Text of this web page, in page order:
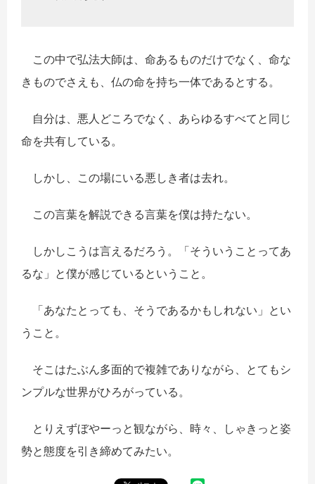
この中で弘法大師は、命あるものだけでなく、命な
きものでさえも、仏の命を持ち一体であるとする。
自分は、悪人どころでなく、あらゆるすべてと同じ
命を共有している。
しかし、この場にいる悪しき者は去れ。
この言葉を解説できる言葉を僕は持たない。
しかしこうは言えるだろう。「そういうことってあ
るな」と僕が感じているということ。
「あなたとっても、そうであるかもしれない」とい
うこと。
そこはたぶん多面的で複雑でありながら、とてもシ
ンプルな世界がひろがっている。
とりえずぼやーっと観ながら、時々、しゃきっと姿
勢と態度を引き締めてみたい。